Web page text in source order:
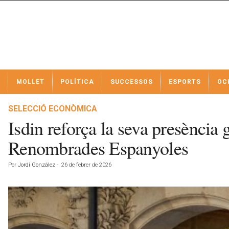
t
MOLLET POLÍTICA SUCCESSOS ESPORTS OCI
SELECCIÓ ECONÒMICA
Isdin reforça la seva
Renombrades Espanyoles
Por Jordi González - 26 de febrer de 2026